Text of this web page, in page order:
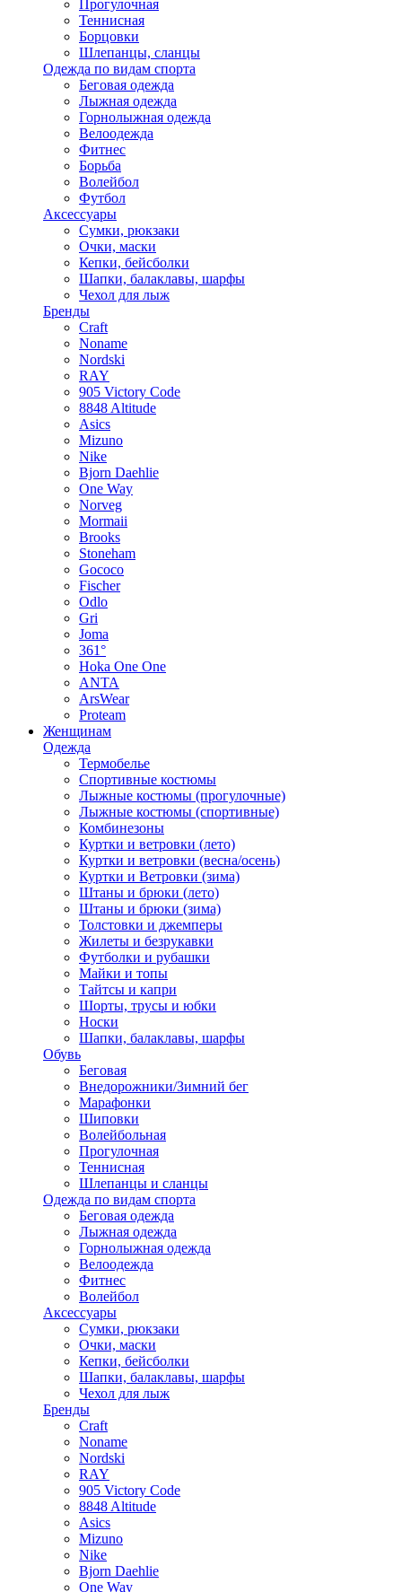
Прогулочная
Теннисная
Борцовки
Шлепанцы, сланцы
Одежда по видам спорта
Беговая одежда
Лыжная одежда
Горнолыжная одежда
Велоодежда
Фитнес
Борьба
Волейбол
Футбол
Аксессуары
Сумки, рюкзаки
Очки, маски
Кепки, бейсболки
Шапки, балаклавы, шарфы
Чехол для лыж
Бренды
Craft
Noname
Nordski
RAY
905 Victory Code
8848 Altitude
Asics
Mizuno
Nike
Bjorn Daehlie
One Way
Norveg
Mormaii
Brooks
Stoneham
Gococo
Fischer
Odlo
Gri
Joma
361°
Hoka One One
ANTA
ArsWear
Proteam
Женщинам
Одежда
Термобелье
Спортивные костюмы
Лыжные костюмы (прогулочные)
Лыжные костюмы (спортивные)
Комбинезоны
Куртки и ветровки (лето)
Куртки и ветровки (весна/осень)
Куртки и Ветровки (зима)
Штаны и брюки (лето)
Штаны и брюки (зима)
Толстовки и джемперы
Жилеты и безрукавки
Футболки и рубашки
Майки и топы
Тайтсы и капри
Шорты, трусы и юбки
Носки
Шапки, балаклавы, шарфы
Обувь
Беговая
Внедорожники/Зимний бег
Марафонки
Шиповки
Волейбольная
Прогулочная
Теннисная
Шлепанцы и сланцы
Одежда по видам спорта
Беговая одежда
Лыжная одежда
Горнолыжная одежда
Велоодежда
Фитнес
Волейбол
Аксессуары
Сумки, рюкзаки
Очки, маски
Кепки, бейсболки
Шапки, балаклавы, шарфы
Чехол для лыж
Бренды
Craft
Noname
Nordski
RAY
905 Victory Code
8848 Altitude
Asics
Mizuno
Nike
Bjorn Daehlie
One Way